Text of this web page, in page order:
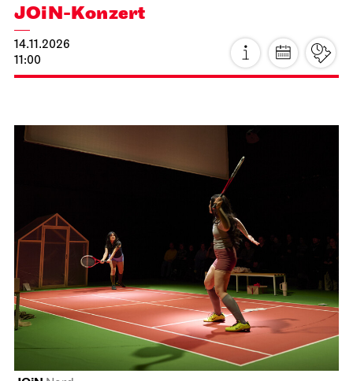
JOiN-Konzert
14.11.2026
11:00